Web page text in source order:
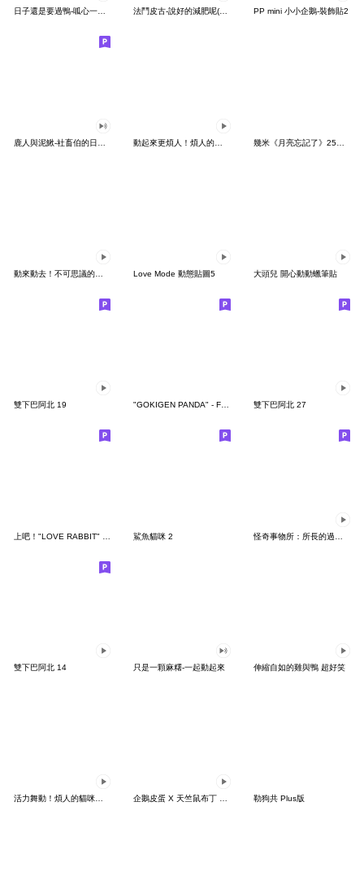
日子還是要過鴨-呱心一下鴨 法鬥皮古-說好的減肥呢(第15彈) PP mini 小小企鵝-裝飾貼2
幾米《月亮忘記了》25周年 x 晴天P莉
Love Mode 動態貼圖5 大頭兒 開心動動蠟筆貼
雙下巴阿北 19 "GOKIGEN PANDA" - Feeling / global 雙下巴阿北 27
鯊魚貓咪 2
雙下巴阿北 14 只是一顆麻糬-一起動起來 伸縮自如的雞與鴨 超好笑
活力舞動！煩人的貓咪★迷你版 2 企鵝皮蛋 X 天竺鼠布丁 有點厭世 勒狗共 Plus版